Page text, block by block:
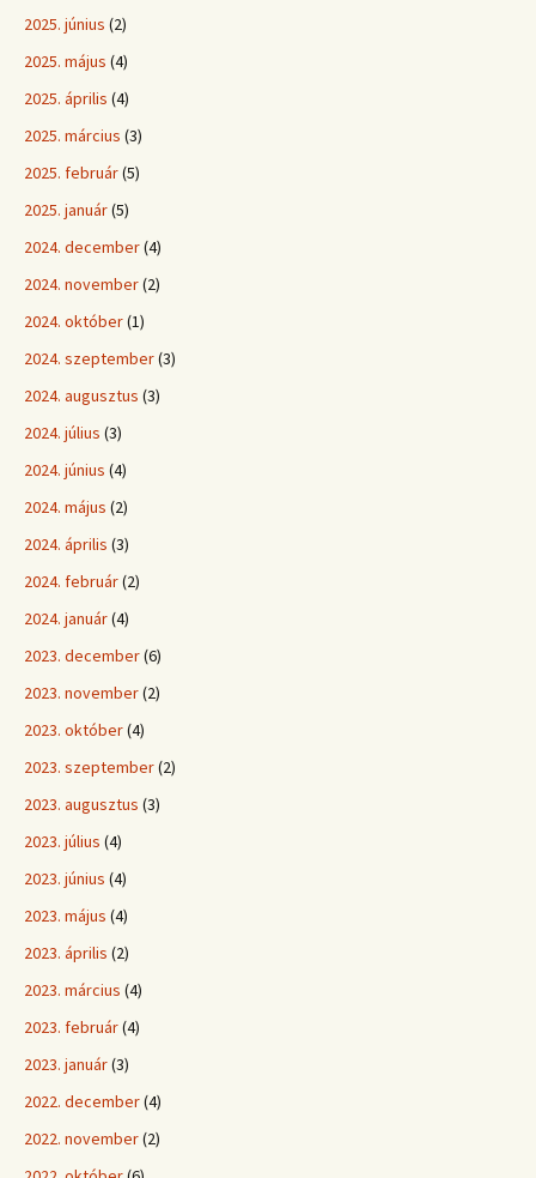
2025. június (2)
2025. május (4)
2025. április (4)
2025. március (3)
2025. február(5)
2025. január(5)
2024. december(4)
2024. november(2)
2024. október(1)
2024. szeptember(3)
2024. augusztus (3)
2024. július (3)
2024. június (4)
2024. május (2)
2024. április (3)
2024. február(2)
2024. január(4)
2023. december(6)
2023. november(2)
2023. október(4)
2023. szeptember(2)
2023. augusztus (3)
2023. július (4)
2023. június (4)
2023. május (4)
2023. április (2)
2023. március (4)
2023. február(4)
2023. január(3)
2022. december(4)
2022. november(2)